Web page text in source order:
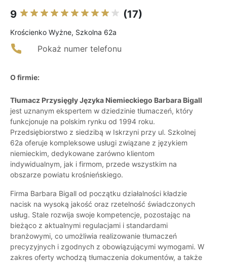
9 (17)
Krościenko Wyżne, Szkolna 62a
Pokaż numer telefonu
O firmie:
Tłumacz Przysięgły Języka Niemieckiego Barbara Bigall
jest uznanym ekspertem w dziedzinie tłumaczeń, który
funkcjonuje na polskim rynku od 1994 roku.
Przedsiębiorstwo z siedzibą w Iskrzyni przy ul. Szkolnej
62a oferuje kompleksowe usługi związane z językiem
niemieckim, dedykowane zarówno klientom
indywidualnym, jak i firmom, przede wszystkim na
obszarze powiatu krośnieńskiego.
Firma Barbara Bigall od początku działalności kładzie
nacisk na wysoką jakość oraz rzetelność świadczonych
usług. Stale rozwija swoje kompetencje, pozostając na
bieżąco z aktualnymi regulacjami i standardami
branżowymi, co umożliwia realizowanie tłumaczeń
precyzyjnych i zgodnych z obowiązującymi wymogami. W
zakres oferty wchodzą tłumaczenia dokumentów, a także